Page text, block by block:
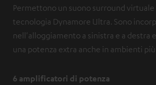
Permettono un suono surround virtuale
tecnologia Dynamore Ultra. Sono
nell'alloggiamento a sinistra e a destra
una potenza extra anche in ambienti
6 amplificatori di potenza